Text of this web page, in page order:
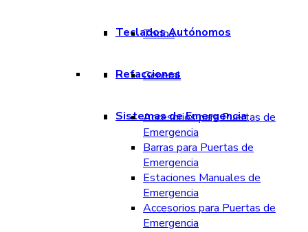
Teclados Autónomos
Todos
Refacciones
General
Sistemas de Emergencia
Accesorios para Puertas de
Emergencia
Barras para Puertas de
Emergencia
Estaciones Manuales de
Emergencia
Accesorios para Puertas de
Emergencia